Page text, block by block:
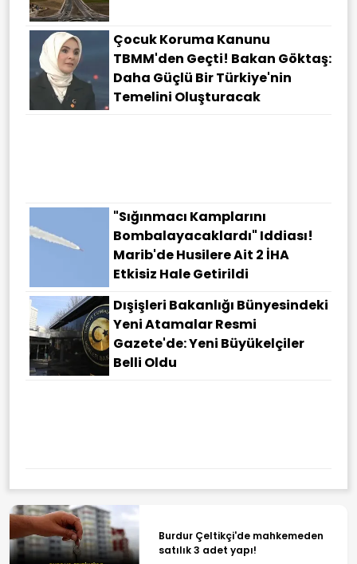
Çocuk Koruma Kanunu
TBMM'den Geçti! Bakan Göktaş:
Daha Güçlü Bir Türkiye'nin
Temelini Oluşturacak
"Sığınmacı Kamplarını
Bombalayacaklardı" Iddiası!
Marib'de Husilere Ait 2 İHA
Etkisiz Hale Getirildi
Dışişleri Bakanlığı Bünyesindeki
Yeni Atamalar Resmi
Gazete'de: Yeni Büyükelçiler
Belli Oldu
Burdur Çeltikçi'de mahkemeden
satılık 3 adet yapı!